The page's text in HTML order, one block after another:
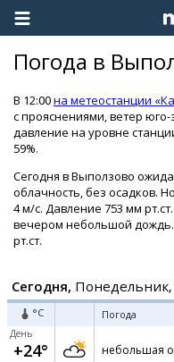
Погода в
В 12:00на метеостанции
с прояснениями, ветер
давление на уровне
59%.
Сегодня в Выползово
облачность, без осадков.
4 м/с. Давление 753 мм
вечером небольшой
рт.ст.
Сегодня, Понедельник,
°C Погода
День
+24° небольшая